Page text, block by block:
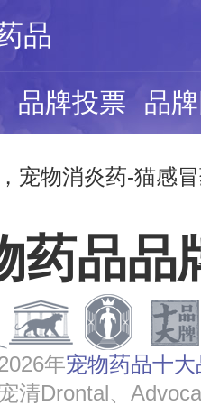
品
品牌投票 品
宠物消炎药-猫感
药品品
年宠物药品十
清Drontal、